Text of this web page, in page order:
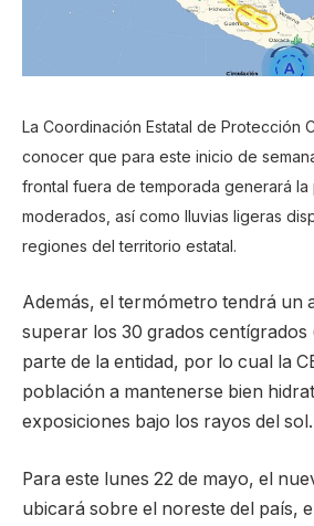
La Coordinación Estatal de Protección
conocer que para este inicio de
frontal fuera de temporada generará
moderados, así como lluvias ligeras
regiones del territorio estatal.
Además, el termómetro tendrá un
superar los 30 grados centígrados
parte de la entidad, por lo cual la
población a mantenerse bien
exposiciones bajo los rayos del sol.
Para este lunes 22 de mayo, el
ubicará sobre el noreste del país,